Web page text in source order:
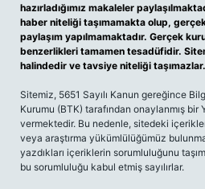
hazırladığımız makaleler
haber niteliği taşımamakta olup,
paylaşım yapılmamaktadır. Gerçek
benzerlikleri tamamen tesadüfidir.
halindedir ve tavsiye niteliği taşımazlar.
Sitemiz, 5651 Sayılı Kanun gereğince
Kurumu (BTK) tarafından onaylanmış bir
vermektedir. Bu nedenle, sitedeki
veya araştırma yükümlülüğümüz
yazdıkları içeriklerin sorumluluğunu
bu sorumluluğu kabul etmiş sayılırlar.